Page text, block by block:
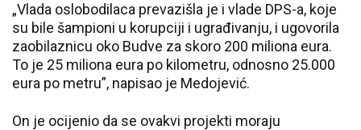
„Vlada oslobodilaca prevazišla je i vlade DPS-a, koje
su bile šampioni u korupciji i ugrađivanju, i ugovorila
zaobilaznicu oko Budve za skoro 200 miliona eura.
To je 25 miliona eura po kilometru, odnosno 25.000
eura po metru”, napisao je Medojević.
On je ocijenio da se ovakvi projekti moraju